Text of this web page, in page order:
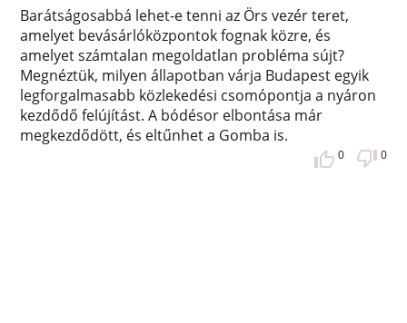
Barátságosabbá lehet-e tenni az Örs vezér teret,
amelyet bevásárlóközpontok fognak közre, és
amelyet számtalan megoldatlan probléma sújt?
Megnéztük, milyen állapotban várja Budapest egyik
legforgalmasabb közlekedési csomópontja a nyáron
kezdődő felújítást. A bódésor elbontása már
megkezdődött, és eltűnhet a Gomba is.
0 0